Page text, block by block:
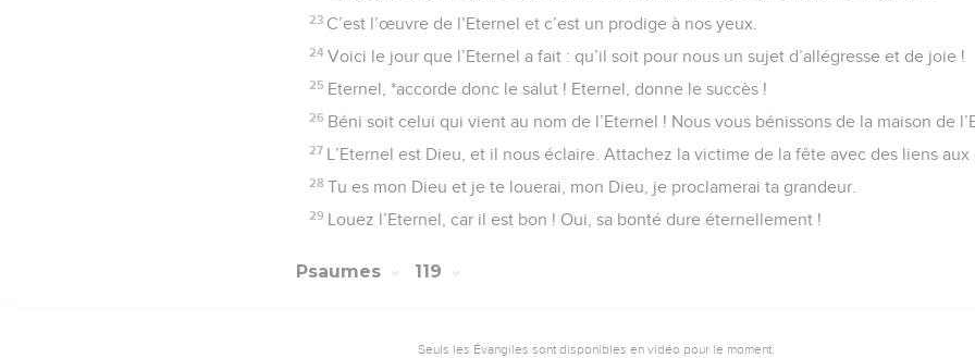
23 C’est l’œuvre de l’Eternel et c’est un prodige à nos yeux.
24 Voici le jour que l’Eternel a fait : qu’il soit pour nous un sujet d’allégresse et de joie !
25 Eternel, *accorde donc le salut ! Eternel, donne le succès !
26 Béni soit celui qui vient au nom de l’Eternel ! Nous vous bénissons de la maison de
27 L’Eternel est Dieu, et il nous éclaire. Attachez la victime de la fête avec des liens aux
28 Tu es mon Dieu et je te louerai, mon Dieu, je proclamerai ta grandeur.
29 Louez l’Eternel, car il est bon ! Oui, sa bonté dure éternellement !
Psaumes 119
Seuls les Évangiles sont disponibles en vidéo pour le moment.